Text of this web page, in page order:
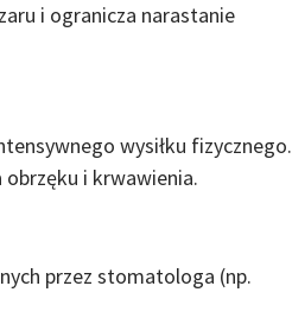
i ogranicza narastanie
wysiłku fizycznego.
obrzęku i krwawienia.
przez stomatologa (np.